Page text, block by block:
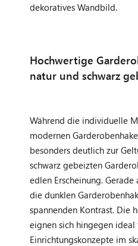
dekoratives Wandbild.
Hochwertige
natur und schwarz
Während die individuelle
modernen
besonders deutlich zur
schwarz gebeizten
edlen Erscheinung.
die dunklen
spannenden Kontrast. Die
eignen sich hingegen
Einrichtungskonzepte im